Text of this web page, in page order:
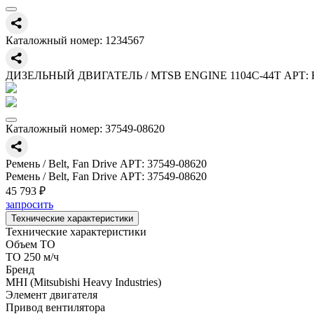
Каталожный номер: 1234567
ДИЗЕЛЬНЫЙ ДВИГАТЕЛЬ / MTSB ENGINE 1104C-44T АРТ:
Каталожный номер: 37549-08620
Ремень / Belt, Fan Drive АРТ: 37549-08620
Ремень / Belt, Fan Drive АРТ: 37549-08620
45 793 ₽
запросить
Технические характеристики
Технические характеристики
Объем ТО
ТО 250 м/ч
Бренд
MHI (Mitsubishi Heavy Industries)
Элемент двигателя
Привод вентилятора